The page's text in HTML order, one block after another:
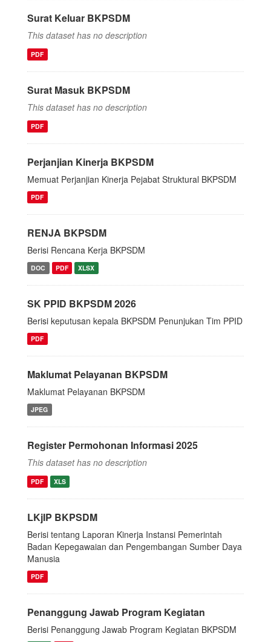
Surat Keluar BKPSDM
This dataset has no description
PDF
Surat Masuk BKPSDM
This dataset has no description
PDF
Perjanjian Kinerja BKPSDM
Memuat Perjanjian Kinerja Pejabat Struktural BKPSDM
PDF
RENJA BKPSDM
Berisi Rencana Kerja BKPSDM
DOC PDF XLSX
SK PPID BKPSDM 2026
Berisi keputusan kepala BKPSDM Penunjukan Tim PPID
PDF
Maklumat Pelayanan BKPSDM
Maklumat Pelayanan BKPSDM
JPEG
Register Permohonan Informasi 2025
This dataset has no description
PDF XLS
LKjIP BKPSDM
Berisi tentang Laporan Kinerja Instansi Pemerintah
Badan Kepegawaian dan Pengembangan Sumber Daya
Manusia
PDF
Penanggung Jawab Program Kegiatan
Berisi Penanggung Jawab Program Kegiatan BKPSDM